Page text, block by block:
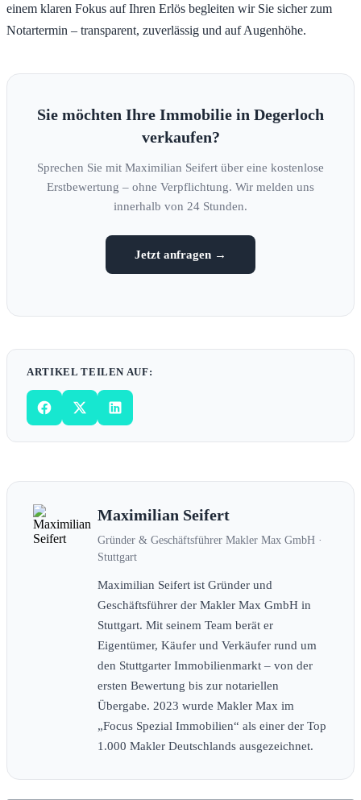
einem klaren Fokus auf Ihren Erlös begleiten wir Sie sicher zum
Notartermin – transparent, zuverlässig und auf Augenhöhe.
Sie möchten Ihre Immobilie in Degerloch
verkaufen?
Sprechen Sie mit Maximilian Seifert über eine kostenlose
Erstbewertung – ohne Verpflichtung. Wir melden uns
innerhalb von 24 Stunden.
Jetzt anfragen →
ARTIKEL TEILEN AUF:
Maximilian Seifert
Gründer & Geschäftsführer Makler Max GmbH ·
Stuttgart
Maximilian Seifert ist Gründer und
Geschäftsführer der Makler Max GmbH in
Stuttgart. Mit seinem Team berät er
Eigentümer, Käufer und Verkäufer rund um
den Stuttgarter Immobilienmarkt – von der
ersten Bewertung bis zur notariellen
Übergabe. 2023 wurde Makler Max im
„Focus Spezial Immobilien“ als einer der Top
1.000 Makler Deutschlands ausgezeichnet.